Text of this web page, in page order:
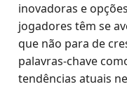
inovadoras e
jogadores têm se
que não para de
palavras-chave
tendências atuais